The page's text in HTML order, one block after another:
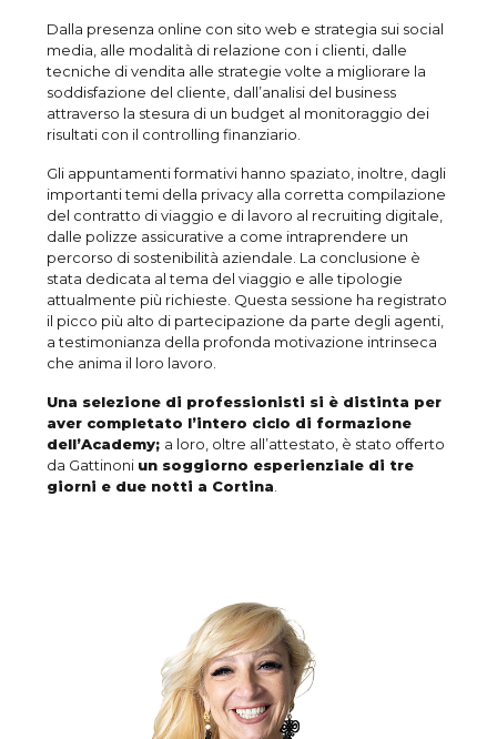
Dalla presenza online con sito web e strategia sui social
media, alle modalità di relazione con i clienti, dalle
tecniche di vendita alle strategie volte a migliorare la
soddisfazione del cliente, dall’analisi del business
attraverso la stesura di un budget al monitoraggio dei
risultati con il controlling finanziario.
Gli appuntamenti formativi hanno spaziato, inoltre, dagli
importanti temi della privacy alla corretta compilazione
del contratto di viaggio e di lavoro al recruiting digitale,
dalle polizze assicurative a come intraprendere un
percorso di sostenibilità aziendale. La conclusione è
stata dedicata al tema del viaggio e alle tipologie
attualmente più richieste. Questa sessione ha registrato
il picco più alto di partecipazione da parte degli agenti,
a testimonianza della profonda motivazione intrinseca
che anima il loro lavoro.
Una selezione di professionisti si è distinta per
aver completato l’intero ciclo di formazione
dell’Academy; a loro, oltre all’attestato, è stato offerto
da Gattinoni un soggiorno esperienziale di tre
giorni e due notti a Cortina